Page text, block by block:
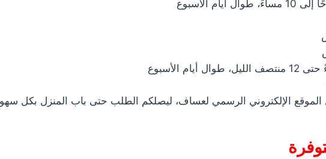
الإلكتروني الرسمي لعساف، ليصلكم الطلب حتى باب المنزل بكل